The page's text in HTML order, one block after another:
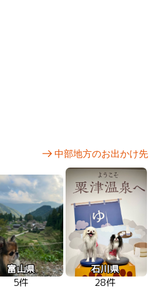
中部地方のお出かけ先
富山県
5件
石川県
28件